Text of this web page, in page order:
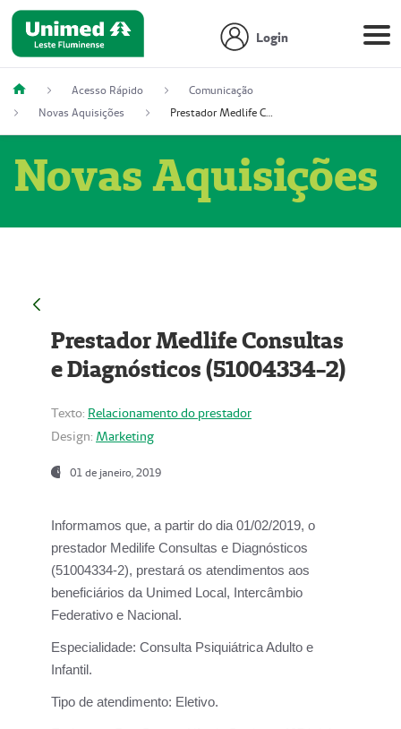
Login
Acesso Rápido
Comunicação
Novas Aquisições
Prestador Medlife Consultas e Diagnósticos (51004334-2)
Novas Aquisições
Prestador Medlife Consultas
e Diagnósticos (51004334-2)
Texto: Relacionamento do prestador
Design: Marketing
01 de janeiro, 2019
Informamos que, a partir do dia 01/02/2019, o
prestador Medilife Consultas e Diagnósticos
(51004334-2), prestará os atendimentos aos
beneficiários da Unimed Local, Intercâmbio
Federativo e Nacional.
Especialidade: Consulta Psiquiátrica Adulto e
Infantil.
Tipo de atendimento: Eletivo.